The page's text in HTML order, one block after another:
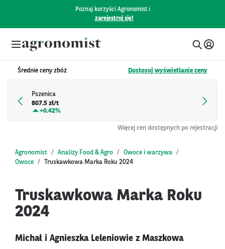
Poznaj korzyści Agronomist i
zarejestruj się!
Średnie ceny zbóż Dostosuj wyświetlanie ceny
Pszenica
807.5 zł/t
+0.42%
Więcej cen dostępnych po rejestracji
Agronomist Analizy Food & Agro
Owoce i warzywa
Owoce
Truskawkowa Marka Roku 2024
Truskawkowa Marka Roku
2024
Michał i Agnieszka Leleniowie z Maszkowa